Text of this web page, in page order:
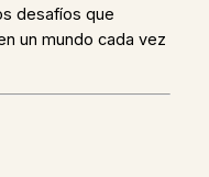
desafíos que
un mundo cada vez